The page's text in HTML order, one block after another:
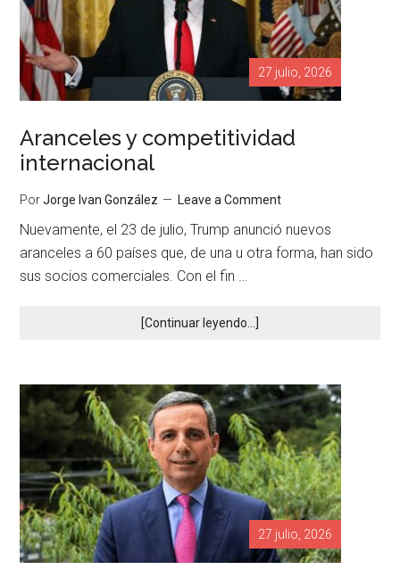
27 julio, 2026
Aranceles y competitividad
internacional
PorJorge Ivan González Leave a Comment
Nuevamente, el 23 de julio, Trump anunció nuevos
aranceles a 60 países que, de una u otra forma, han sido
sus socios comerciales. Con el fin …
[Continuar leyendo...]
27 julio, 2026